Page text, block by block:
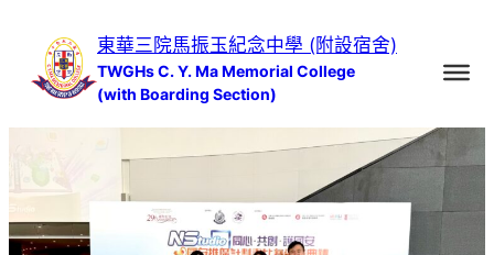
東華三院馬振玉紀念中學 (附設宿舍)
TWGHs C. Y. Ma Memorial College
(with Boarding Section)